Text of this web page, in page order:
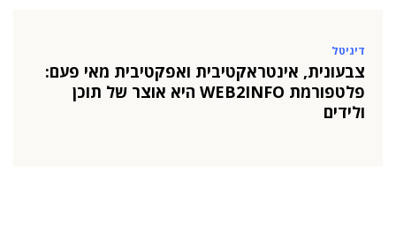
דיגיטל
צבעונית, אינטראקטיבית ואפקטיבית מאי פעם:
פלטפורמת WEB2INFO היא אוצר של תוכן
ולידים